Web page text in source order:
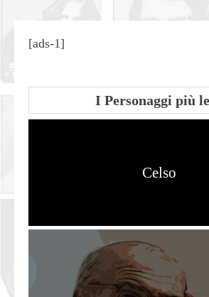
[ads-1]
I Personaggi più
Celso